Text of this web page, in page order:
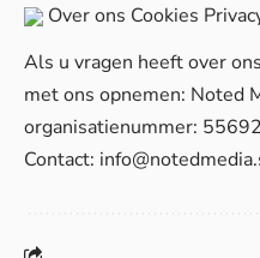
Over ons Cookies
Als u vragen heeft over
met ons opnemen: Noted
organisatienummer:
Contact: